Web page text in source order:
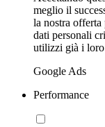
meglio il
la nostra
dati personali
utilizzi già i
Google Ads
Performance